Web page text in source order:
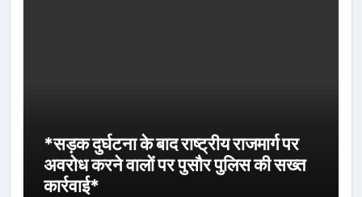
*सड़क दुर्घटना के बाद राष्ट्रीय राजमार्ग पर
अवरोध करने वालों पर पुसौर पुलिस की सख्त
कार्रवाई*